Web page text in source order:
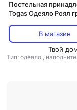
Постельная
Togas Одеяло Роял
В магазин
Твой дом
Тип: одеяло ,